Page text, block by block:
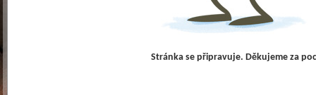
Stránka se připravuje. Děkujeme za